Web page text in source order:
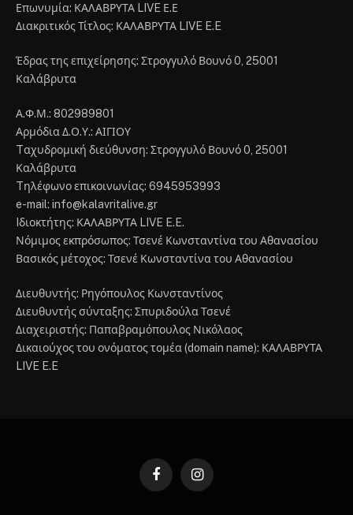
Επωνυμία: ΚΑΛΑΒΡΥΤΑ LIVE Ε.Ε
Διακριτικός Τίτλος: ΚΑΛΑΒΡΥΤΑ LIVE E.E
Έδρας της επιχείρησης: Στρογγυλό Βουνό 0, 25001
Καλάβρυτα
Α.Φ.Μ.: 802989801
Αρμόδια Δ.Ο.Υ.: ΑΙΓΙΟΥ
Tαχυδρομική διεύθυνση: Στρογγυλό Βουνό 0, 25001
Καλάβρυτα
Tηλέφωνο επικοινωνίας: 6945953993
e-mail: info@kalavritalive.gr
Iδιοκτήτης: ΚΑΛΑΒΡΥΤΑ LIVE E.E.
Νόμιμος εκπρόσωπος: Τσενέ Κωνσταντίνα του Αθανασίου
Βασικός μέτοχος: Τσενέ Κωνσταντίνα του Αθανασίου
Διευθυντής: Ρηγόπουλος Κωνσταντίνος
Διευθυντής σύνταξης: Σπυριδούλα Τσενέ
Διαχειριστής: Παπαβραμόπουλος Νικόλαος
Δικαιούχος του ονόματος τομέα (domain name): ΚΑΛΑΒΡΥΤΑ
LIVE E.E
FacebookInstagram